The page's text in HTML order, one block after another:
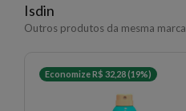
Isdin
Outros produtos da mesma marca
Economize R$ 32,28 (19%)